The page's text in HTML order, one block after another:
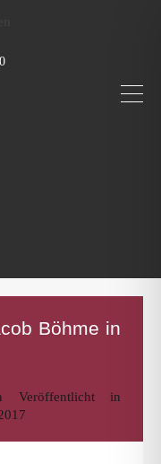
Böhme in
Veröffentlicht in